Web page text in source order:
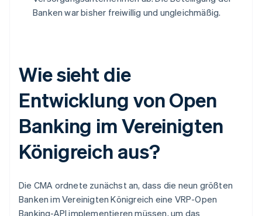
Banken war bisher freiwillig und ungleichmäßig.
Wie sieht die
Entwicklung von Open
Banking im Vereinigten
Königreich aus?
Die CMA ordnete zunächst an, dass die neun größten
Banken im Vereinigten Königreich eine VRP-Open
Banking-API implementieren müssen, um das